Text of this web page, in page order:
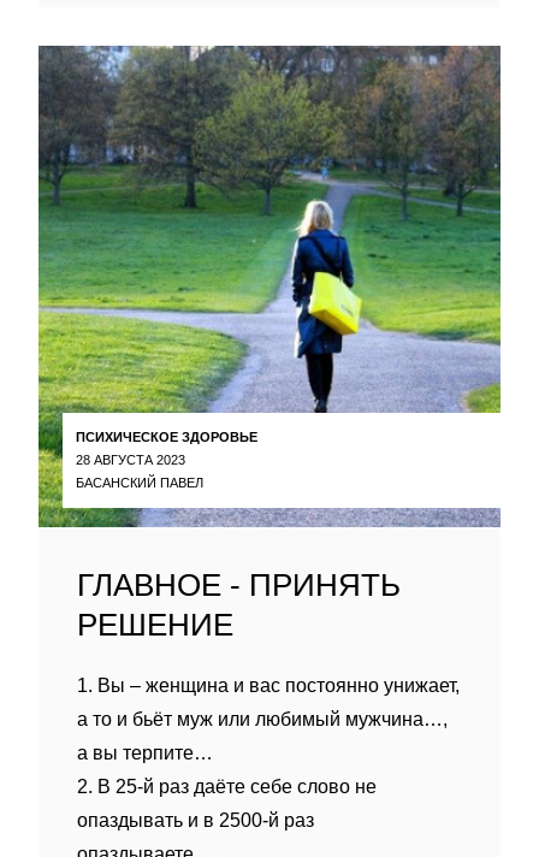
ПСИХИЧЕСКОЕ ЗДОРОВЬЕ
28 АВГУСТА 2023
БАСАНСКИЙ ПАВЕЛ
ГЛАВНОЕ - ПРИНЯТЬ
РЕШЕНИЕ
1. Вы – женщина и вас постоянно унижает,
а то и бьёт муж или любимый мужчина…,
а вы терпите…
2. В 25-й раз даёте себе слово не
опаздывать и в 2500-й раз